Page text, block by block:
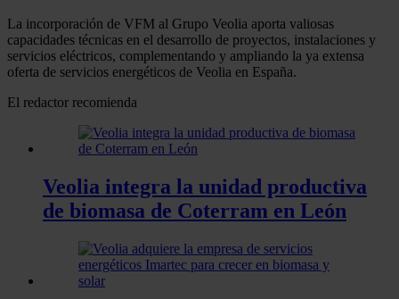
La incorporación de VFM al Grupo Veolia aporta valiosas
capacidades técnicas en el desarrollo de proyectos, instalaciones y
servicios eléctricos, complementando y ampliando la ya extensa
oferta de servicios energéticos de Veolia en España.
El redactor recomienda
Veolia integra la unidad productiva
de biomasa de Coterram en León